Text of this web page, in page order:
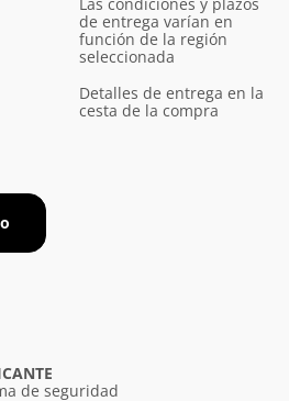
de entrega varían en
función de la región
seleccionada
Detalles de entrega en la
cesta de la compra
de seguridad